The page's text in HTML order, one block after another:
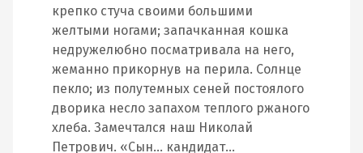
крепко стуча своими большими
желтыми ногами; запачканная кошка
недружелюбно посматривала на него,
жеманно прикорнув на перила. Солнце
пекло; из полутемных сеней постоялого
дворика несло запахом теплого ржаного
хлеба. Замечтался наш Николай
Петрович. «Сын… кандидат…